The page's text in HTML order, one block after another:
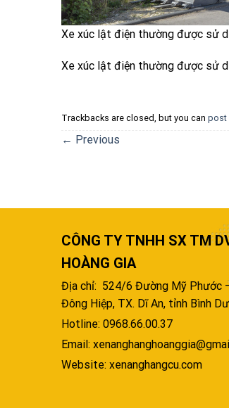
Xe xúc lật điện thường được sử
Xe xúc lật điện thường được sử
Trackbacks are closed, but you can post
← Previous
CÔNG TY TNHH SX TM
HOÀNG GIA
Địa chỉ: 524/6 Đường Mỹ Phước –
Đông Hiệp, TX. Dĩ An, tỉnh Bình
Hotline: 0968.66.00.37
Email:
Website: xenanghangcu.com